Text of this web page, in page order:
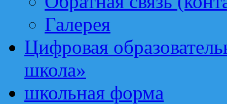
Галерея
Цифровая
школа»
школьная форма